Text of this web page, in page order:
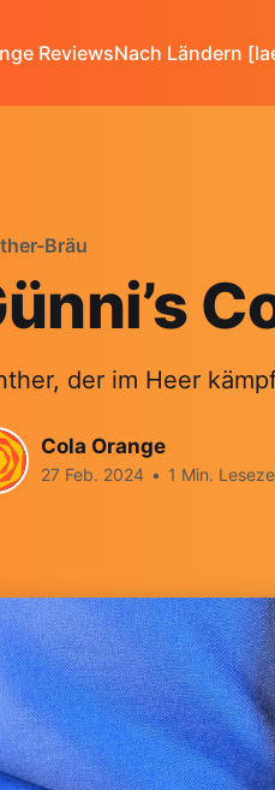
ReviewsNach Ländern
Bräu
der im Heer
Cola Orange
27 Feb. 2024 • 1 Min.